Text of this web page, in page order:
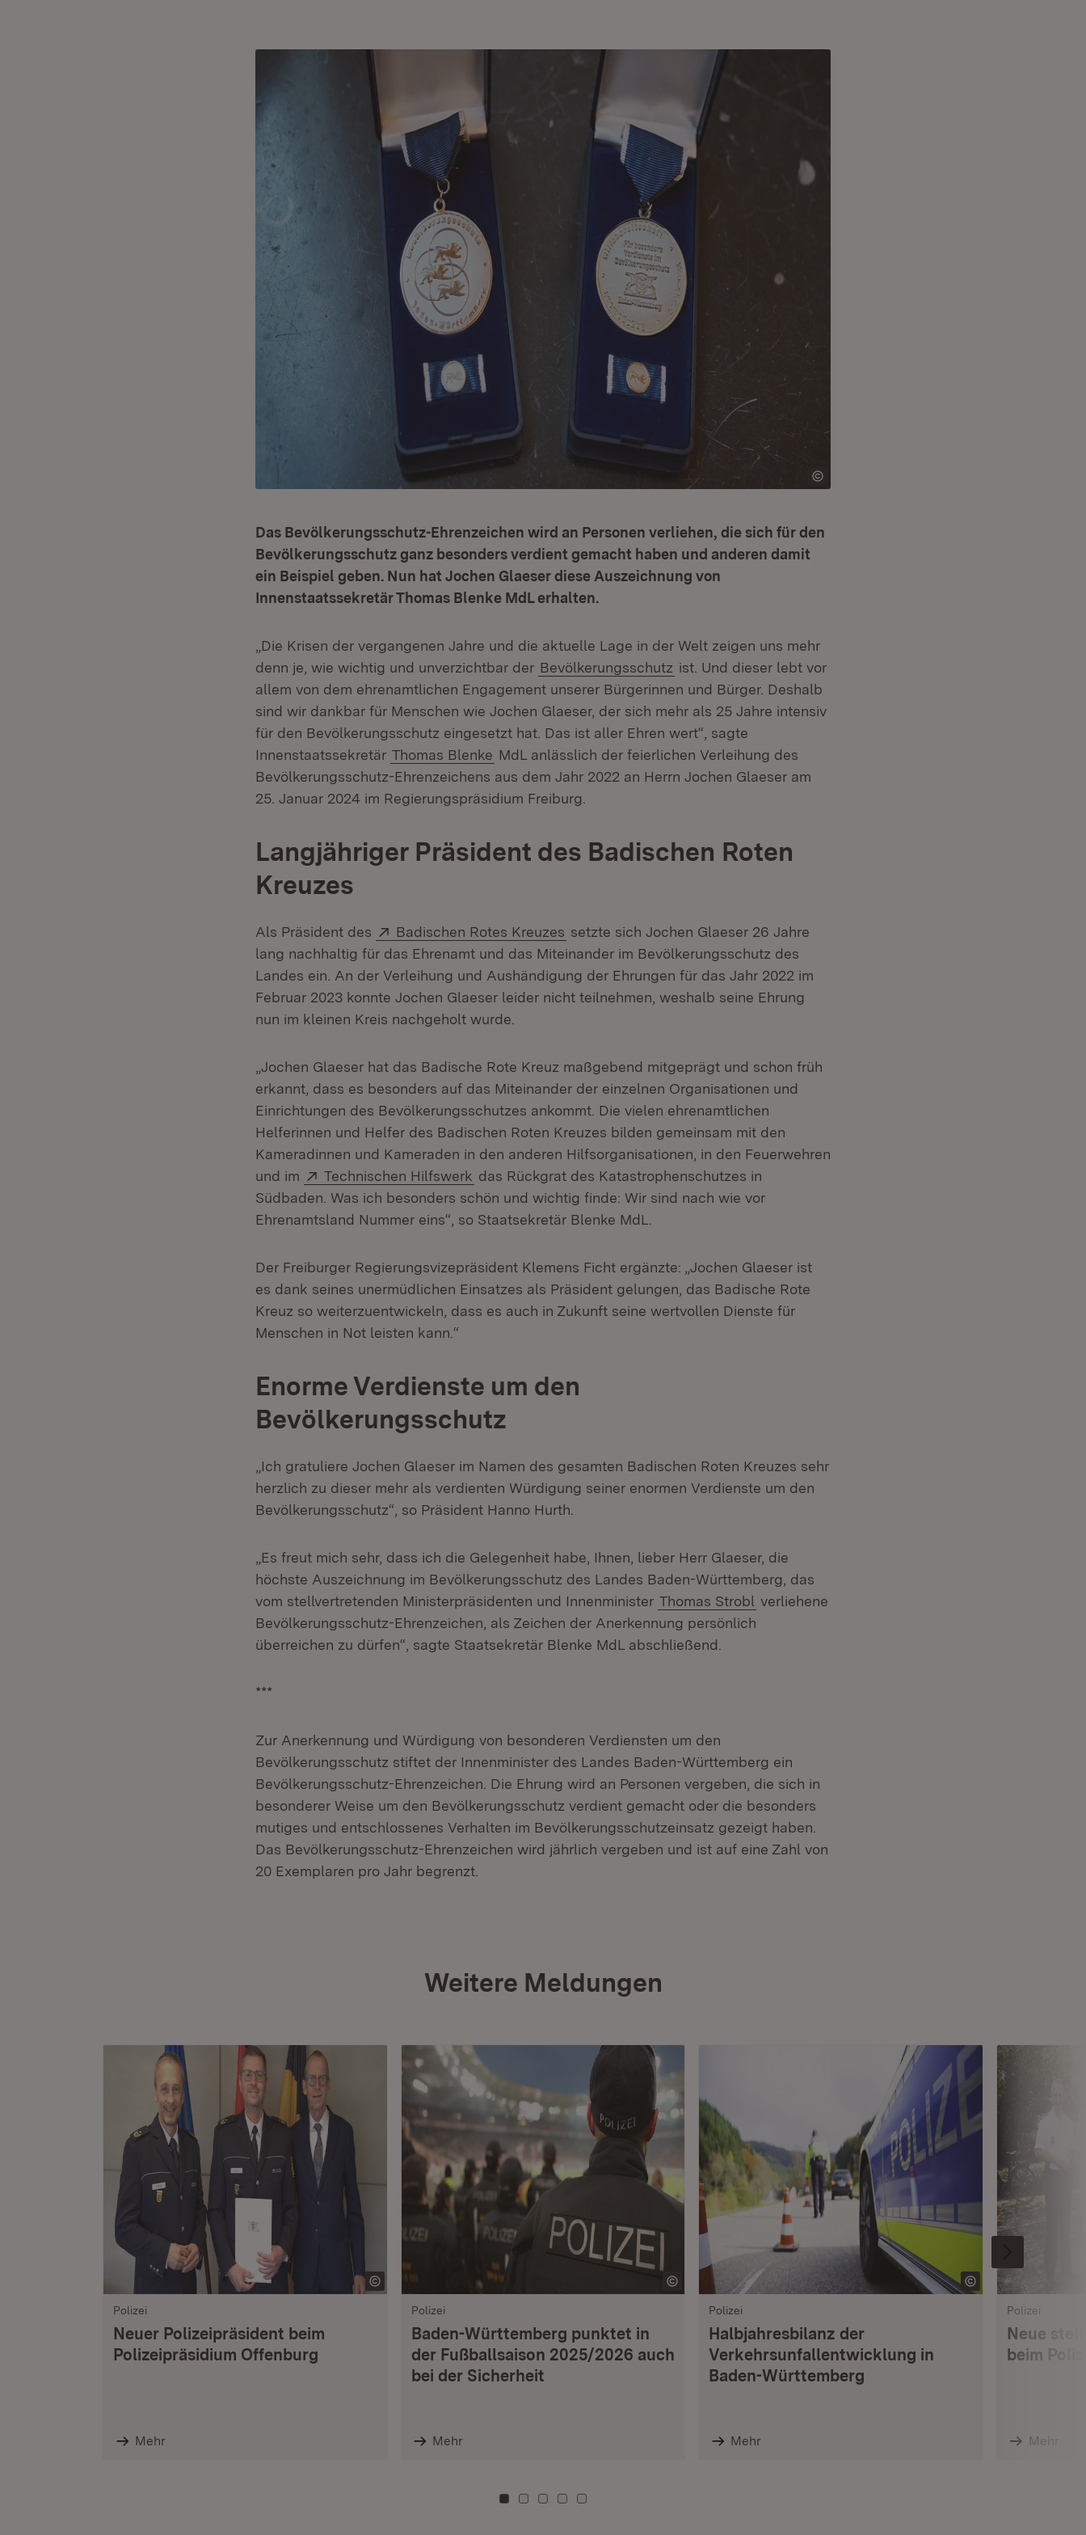
Das Bevölkerungsschutz-Ehrenzeichen wird an Personen verliehen, die sich für den
Bevölkerungsschutz ganz besonders verdient gemacht haben und anderen damit
ein Beispiel geben. Nun hat Jochen Glaeser diese Auszeichnung von
Innenstaatssekretär Thomas Blenke MdL erhalten.
„Die Krisen der vergangenen Jahre und die aktuelle Lage in der Welt zeigen uns mehr
denn je, wie wichtig und unverzichtbar der Bevölkerungsschutz ist. Und dieser lebt vor
allem von dem ehrenamtlichen Engagement unserer Bürgerinnen und Bürger. Deshalb
sind wir dankbar für Menschen wie Jochen Glaeser, der sich mehr als 25 Jahre intensiv
für den Bevölkerungsschutz eingesetzt hat. Das ist aller Ehren wert“, sagte
Innenstaatssekretär Thomas Blenke MdL anlässlich der feierlichen Verleihung des
Bevölkerungsschutz-Ehrenzeichens aus dem Jahr 2022 an Herrn Jochen Glaeser am
25. Januar 2024 im Regierungspräsidium Freiburg.
Langjähriger Präsident des Badischen Roten
Kreuzes
Als Präsident des Extern:
Badischen Rotes Kreuzes (Öffnet in neuem Fenster)
setzte sich Jochen Glaeser 26 Jahre
lang nachhaltig für das Ehrenamt und das Miteinander im Bevölkerungsschutz des
Landes ein. An der Verleihung und Aushändigung der Ehrungen für das Jahr 2022 im
Februar 2023 konnte Jochen Glaeser leider nicht teilnehmen, weshalb seine Ehrung
nun im kleinen Kreis nachgeholt wurde.
„Jochen Glaeser hat das Badische Rote Kreuz maßgebend mitgeprägt und schon früh
erkannt, dass es besonders auf das Miteinander der einzelnen Organisationen und
Einrichtungen des Bevölkerungsschutzes ankommt. Die vielen ehrenamtlichen
Helferinnen und Helfer des Badischen Roten Kreuzes bilden gemeinsam mit den
Kameradinnen und Kameraden in den anderen Hilfsorganisationen, in den Feuerwehren
und im
Extern:
Technischen Hilfswerk (Öffnet in neuem Fenster)
das Rückgrat des Katastrophenschutzes in
Südbaden. Was ich besonders schön und wichtig finde: Wir sind nach wie vor
Ehrenamtsland Nummer eins“, so Staatsekretär Blenke MdL.
Der Freiburger Regierungsvizepräsident Klemens Ficht ergänzte: „Jochen Glaeser ist
es dank seines unermüdlichen Einsatzes als Präsident gelungen, das Badische Rote
Kreuz so weiterzuentwickeln, dass es auch in Zukunft seine wertvollen Dienste für
Menschen in Not leisten kann.“
Enorme Verdienste um den
Bevölkerungsschutz
„Ich gratuliere Jochen Glaeser im Namen des gesamten Badischen Roten Kreuzes sehr
herzlich zu dieser mehr als verdienten Würdigung seiner enormen Verdienste um den
Bevölkerungsschutz“, so Präsident Hanno Hurth.
„Es freut mich sehr, dass ich die Gelegenheit habe, Ihnen, lieber Herr Glaeser, die
höchste Auszeichnung im Bevölkerungsschutz des Landes Baden-Württemberg, das
vom stellvertretenden Ministerpräsidenten und Innenminister Thomas Strobl verliehene
Bevölkerungsschutz-Ehrenzeichen, als Zeichen der Anerkennung persönlich
überreichen zu dürfen“, sagte Staatsekretär Blenke MdL abschließend.
***
Zur Anerkennung und Würdigung von besonderen Verdiensten um den
Bevölkerungsschutz stiftet der Innenminister des Landes Baden-Württemberg ein
Bevölkerungsschutz-Ehrenzeichen. Die Ehrung wird an Personen vergeben, die sich in
besonderer Weise um den Bevölkerungsschutz verdient gemacht oder die besonders
mutiges und entschlossenes Verhalten im Bevölkerungsschutzeinsatz gezeigt haben.
Das Bevölkerungsschutz-Ehrenzeichen wird jährlich vergeben und ist auf eine Zahl von
20 Exemplaren pro Jahr begrenzt.
Weitere Meldungen
Polizei
Neuer Polizeipräsident beim
Polizeipräsidium Offenburg
Mehr
Polizei
Baden-Württemberg punktet in
der Fußballsaison 2025/2026 auch
bei der Sicherheit
Mehr
Polizei
Halbjahresbilanz der
Verkehrsunfallentwicklung in
Baden-Württemberg
Mehr
Polizei
Neue
beim
Mehr
Zu Kachel: 0
Zu Kachel: 3
Zu Kachel: 6
Zu Kachel: 9
Zu Kachel: 12